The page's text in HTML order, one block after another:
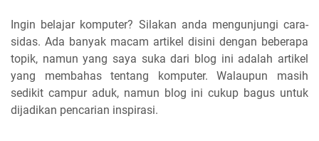
Ingin belajar komputer? Silakan anda mengunjungi cara-
sidas. Ada banyak macam artikel disini dengan beberapa
topik, namun yang saya suka dari blog ini adalah artikel
yang membahas tentang komputer. Walaupun masih
sedikit campur aduk, namun blog ini cukup bagus untuk
dijadikan pencarian inspirasi.